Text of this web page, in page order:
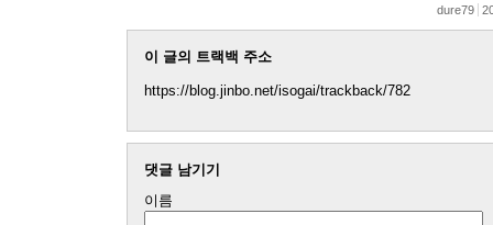
dure79
이 글의 트랙백 주소
https://blog.jinbo.net/isogai/trackback/782
댓글 남기기
이름